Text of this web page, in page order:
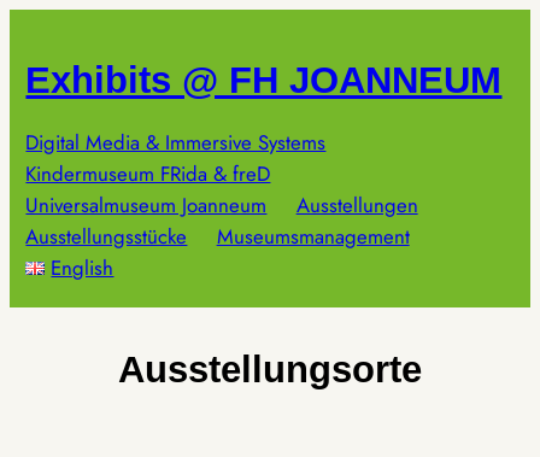
springen
Exhibits @ FH JOANNEUM
Digital Media & Immersive Systems
Kindermuseum FRida & freD
Universalmuseum Joanneum
Ausstellungen
Ausstellungsstücke
Museumsmanagement
English
Ausstellungsorte